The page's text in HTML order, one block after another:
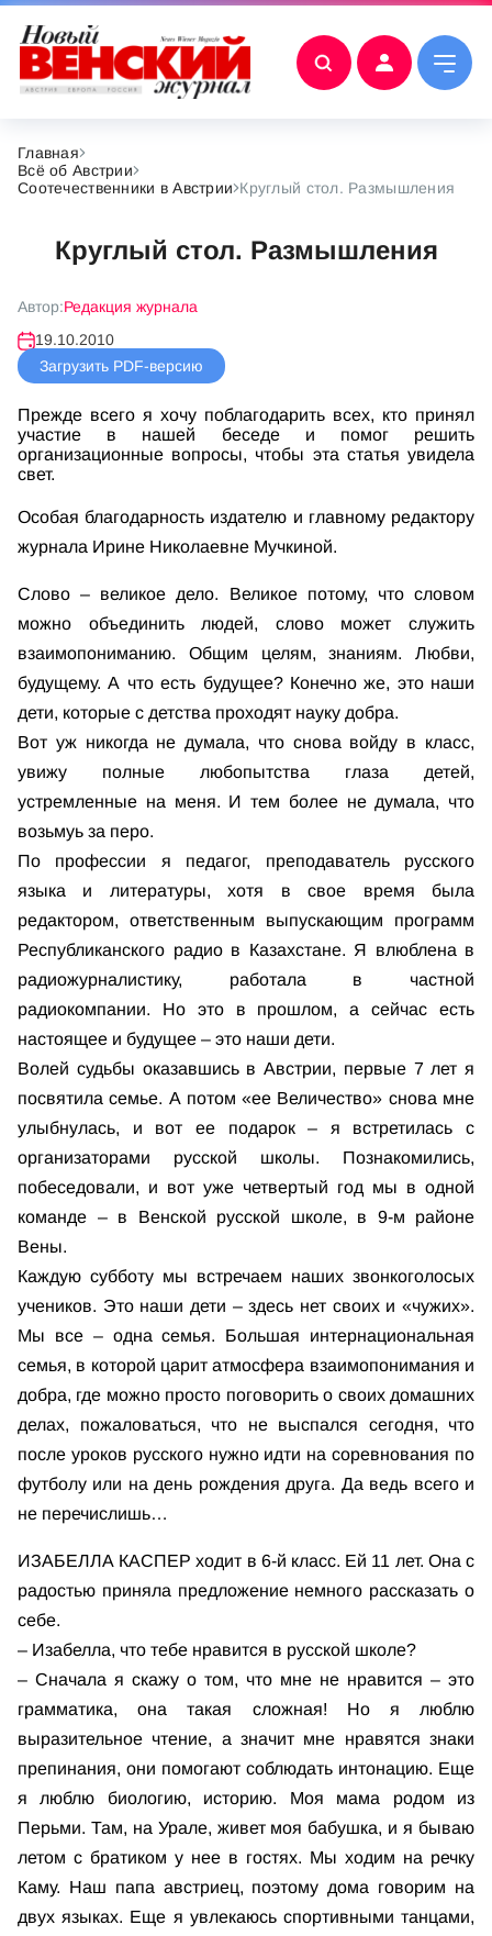
Главная
Всё об Австрии
Соотечественники в Австрии Круглый стол. Размышления
Круглый стол. Размышления
Автор:Редакция журнала
19.10.2010
Загрузить PDF-версию
Прежде всего я хочу поблагодарить всех, кто принял
участие в нашей беседе и помог решить
организационные вопросы, чтобы эта статья увидела
свет.
Особая благодарность издателю и главному редактору
журнала Ирине Николаевне Мучкиной.
Слово – великое дело. Великое потому, что словом
можно объединить людей, слово может служить
взаимопониманию. Общим целям, знаниям. Любви,
будущему. А что есть будущее? Конечно же, это наши
дети, которые с детства проходят науку добра.
Вот уж никогда не думала, что снова войду в класс,
увижу полные любопытства глаза детей,
устремленные на меня. И тем более не думала, что
возьмуь за перо.
По профессии я педагог, преподаватель русского
языка и литературы, хотя в свое время была
редактором, ответственным выпускающим программ
Республиканского радио в Казахстане. Я влюблена в
радиожурналистику, работала в частной
радиокомпании. Но это в прошлом, а сейчас есть
настоящее и будущее – это наши дети.
Волей судьбы оказавшись в Австрии, первые 7 лет я
посвятила семье. А потом «ее Величество» снова мне
улыбнулась, и вот ее подарок – я встретилась с
организаторами русской школы. Познакомились,
побеседовали, и вот уже четвертый год мы в одной
команде – в Венской русской школе, в 9-м районе
Вены.
Каждую субботу мы встречаем наших звонкоголосых
учеников. Это наши дети – здесь нет своих и «чужих».
Мы все – одна семья. Большая интернациональная
семья, в которой царит атмосфера взаимопонимания и
добра, где можно просто поговорить о своих домашних
делах, пожаловаться, что не выспался сегодня, что
после уроков русского нужно идти на соревнования по
футболу или на день рождения друга. Да ведь всего и
не перечислишь…
ИЗАБЕЛЛА КАСПЕР ходит в 6-й класс. Ей 11 лет. Она с
радостью приняла предложение немного рассказать о
себе.
– Изабелла, что тебе нравится в русской школе?
– Сначала я скажу о том, что мне не нравится – это
грамматика, она такая сложная! Но я люблю
выразительное чтение, а значит мне нравятся знаки
препинания, они помогают соблюдать интонацию. Еще
я люблю биологию, историю. Моя мама родом из
Перьми. Там, на Урале, живет моя бабушка, и я бываю
летом с братиком у нее в гостях. Мы ходим на речку
Каму. Наш папа австриец, поэтому дома говорим на
двух языках. Еще я увлекаюсь спортивными танцами,